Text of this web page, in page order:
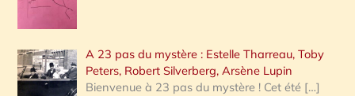
A 23 pas du mystère : Estelle Tharreau, Toby
Peters, Robert Silverberg, Arsène Lupin
Bienvenue à 23 pas du mystère ! Cet été […]